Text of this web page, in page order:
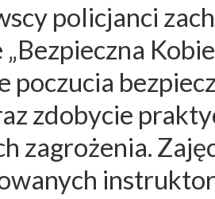
policjanci
poczucia
zdobycie
zagrożenia.